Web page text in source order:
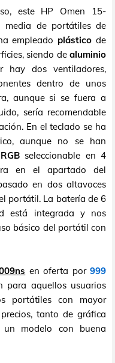
este HP Omen 15-
media de portátiles de
empleado plástico de
siendo de aluminio
hay dos ventiladores,
dentro de unos
aunque si se fuera a
sería recomendable
En el teclado se ha
aunque no se han
seleccionable en 4
en el apartado del
en dos altavoces
portátil. La batería de 6
está integrada y nos
básico del portátil con
en oferta por999
para aquellos usuarios
portátiles con mayor
tanto de gráfica
modelo con buena